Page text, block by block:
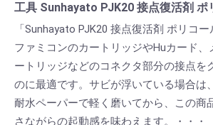
工具 Sunhayato PJK20 接点復活剤 ポ
「Sunhayato PJK20 接点復活剤 ポリコー
ファミコンのカートリッジやHuカード、
ートリッジなどのコネクタ部分の接点を
のに最適です。サビが浮いている場合は
耐水ペーパーで軽く磨いてから、この商
さながらの起動感を味わえます。・・・